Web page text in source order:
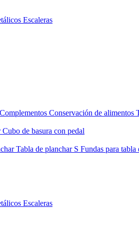
Escaleras
Complementos Conservación de alimentos
Cubo de basura con pedal
Tabla de planchar S Fundas para tabla
Escaleras